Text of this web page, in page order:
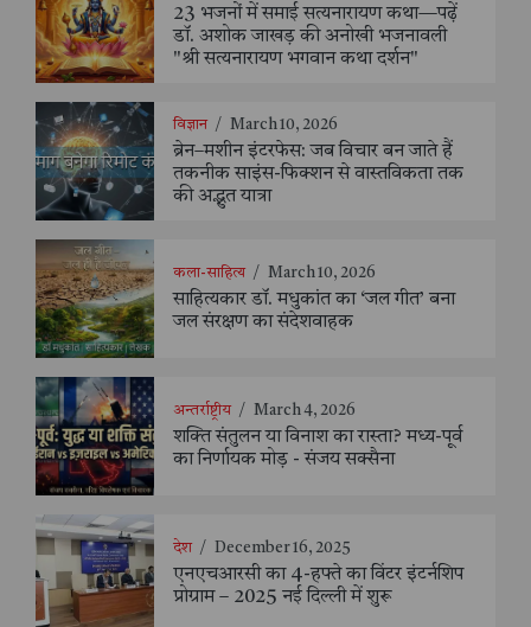
23 भजनों में समाई सत्यनारायण कथा—पढ़ें
डॉ. अशोक जाखड़ की अनोखी भजनावली
"श्री सत्यनारायण भगवान कथा दर्शन"
विज्ञान / March 10, 2026
ब्रेन–मशीन इंटरफेस: जब विचार बन जाते हैं
तकनीक साइंस-फिक्शन से वास्तविकता तक
की अद्भुत यात्रा
कला-साहित्य / March 10, 2026
साहित्यकार डॉ. मधुकांत का ‘जल गीत’ बना
जल संरक्षण का संदेशवाहक
अन्तर्राष्ट्रीय / March 4, 2026
शक्ति संतुलन या विनाश का रास्ता? मध्य-पूर्व
का निर्णायक मोड़ - संजय सक्सैना
देश / December 16, 2025
एनएचआरसी का 4-हफ्ते का विंटर इंटर्नशिप
प्रोग्राम – 2025 नई दिल्ली में शुरू